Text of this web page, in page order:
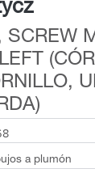
SCREW
a plumón